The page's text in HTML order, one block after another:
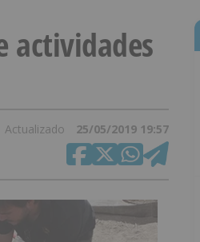
actividades
Actualizado 25/05/2019 19:57